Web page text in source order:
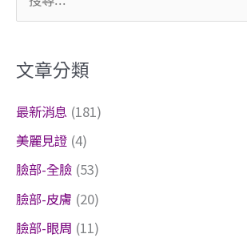
尋
鍵
字
文章分類
最新消息 (181)
美麗見證 (4)
臉部-全臉 (53)
臉部-皮膚 (20)
臉部-眼周 (11)